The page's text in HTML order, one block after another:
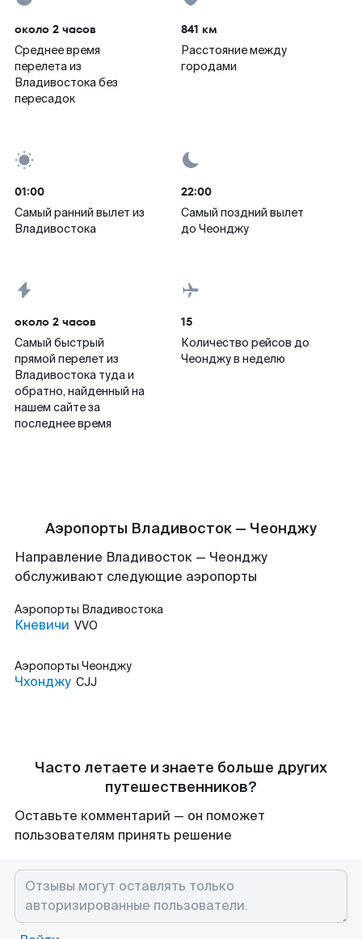
около 2 часов
Среднее время
перелета из
Владивостока без
пересадок
841 км
Расстояние между
городами
01:00
Самый ранний вылет из
Владивостока
22:00
Самый поздний вылет
до Чеонджу
около 2 часов
Самый быстрый
прямой перелет из
Владивостока туда и
обратно, найденный на
нашем сайте за
последнее время
15
Количество рейсов до
Чеонджу в неделю
Аэропорты Владивосток — Чеонджу
Направление Владивосток — Чеонджу
обслуживают следующие аэропорты
Аэропорты Владивостока
Кневичи VVO
Аэропорты Чеонджу
Чхонджу CJJ
Часто летаете и знаете больше других
путешественников?
Оставьте комментарий — он поможет
пользователям принять решение